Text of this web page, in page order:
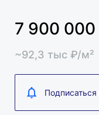
Продажа
для покупателя.
7 900 000
~92,3 тыс ₽/м²